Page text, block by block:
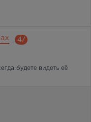
47
будете видеть её